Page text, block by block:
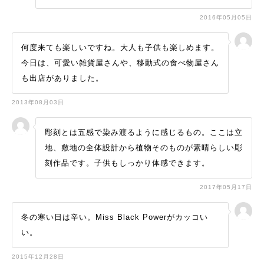
2016年05月05日
何度来ても楽しいですね。大人も子供も楽しめます。
今日は、可愛い雑貨屋さんや、移動式の食べ物屋さん
も出店がありました。
2013年08月03日
彫刻とは五感で染み渡るように感じるもの。ここは立
地、敷地の全体設計から植物そのものが素晴らしい彫
刻作品です。子供もしっかり体感できます。
2017年05月17日
冬の寒い日は辛い。Miss Black Powerがカッコい
い。
2015年12月28日